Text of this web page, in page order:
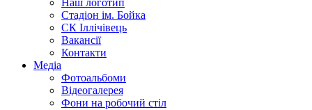
Наш логотип
Стадіон ім. Бойка
СК Іллічівець
Вакансії
Контакти
Медіа
Фотоальбоми
Відеогалерея
Фони на робочий стіл